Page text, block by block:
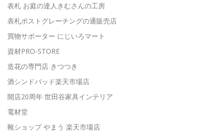
表札 お庭の達人きむさんの工房
表札ポストグレーチングの通販売店
買物サポーター にじいろマート
資材PRO-STORE
造花の専門店 きつつき
酒シンドバッド楽天市場店
開店20周年 世田谷家具インテリア
電材堂
靴ショップ やまう 楽天市場店